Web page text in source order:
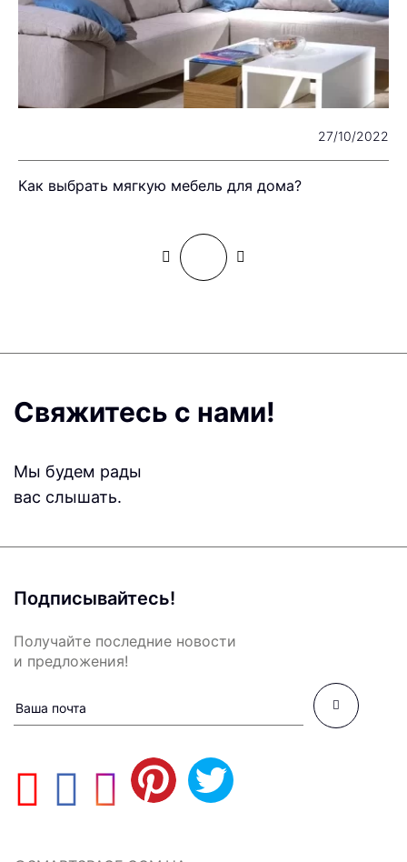
27/10/2022
Как выбрать мягкую мебель для дома?
Свяжитесь с нами!
Мы будем рады
вас слышать.
Подписывайтесь!
Получайте последние новости
и предложения!